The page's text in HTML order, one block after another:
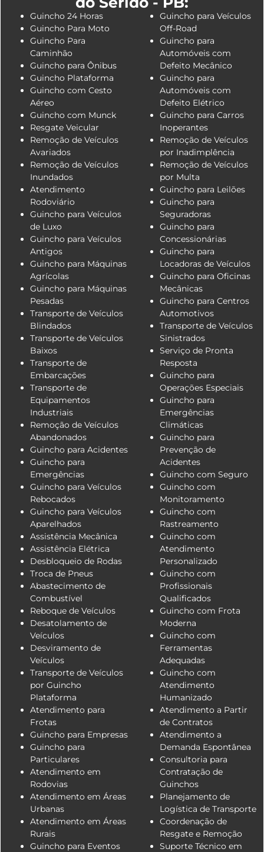
Guincho 24 Horas
Guincho Para Moto
Guincho Para
Caminhão
Guincho para Ônibus
Guincho Plataforma
Guincho com Cesto
Aéreo
Guincho com Munck
Resgate Veicular
Remoção de Veículos
Avariados
Remoção de Veículos
Inundados
Atendimento
Rodoviário
Guincho para Veículos
de Luxo
Guincho para Veículos
Antigos
Guincho para Máquinas
Agrícolas
Guincho para Máquinas
Pesadas
Transporte de Veículos
Blindados
Transporte de Veículos
Baixos
Transporte de
Embarcações
Transporte de
Equipamentos
Industriais
Remoção de Veículos
Abandonados
Guincho para Acidentes
Guincho para
Emergências
Guincho para Veículos
Rebocados
Guincho para Veículos
Aparelhados
Assistência Mecânica
Assistência Elétrica
Desbloqueio de Rodas
Troca de Pneus
Abastecimento de
Combustível
Reboque de Veículos
Desatolamento de
Veículos
Desviramento de
Veículos
Transporte de Veículos
por Guincho
Plataforma
Atendimento para
Frotas
Guincho para Empresas
Guincho para
Particulares
Atendimento em
Rodovias
Atendimento em Áreas
Urbanas
Atendimento em Áreas
Rurais
Guincho para Eventos
Guincho para Veículos
Off-Road
Guincho para
Automóveis com
Defeito Mecânico
Guincho para
Automóveis com
Defeito Elétrico
Guincho para Carros
Inoperantes
Remoção de Veículos
por Inadimplência
Remoção de Veículos
por Multa
Guincho para Leilões
Guincho para
Seguradoras
Guincho para
Concessionárias
Guincho para
Locadoras de Veículos
Guincho para Oficinas
Mecânicas
Guincho para Centros
Automotivos
Transporte de Veículos
Sinistrados
Serviço de Pronta
Resposta
Guincho para
Operações Especiais
Guincho para
Emergências
Climáticas
Guincho para
Prevenção de
Acidentes
Guincho com Seguro
Guincho com
Monitoramento
Guincho com
Rastreamento
Guincho com
Atendimento
Personalizado
Guincho com
Profissionais
Qualificados
Guincho com Frota
Moderna
Guincho com
Ferramentas
Adequadas
Guincho com
Atendimento
Humanizado
Atendimento a Partir
de Contratos
Atendimento a
Demanda Espontânea
Consultoria para
Contratação de
Guinchos
Planejamento de
Logística de Transporte
Coordenação de
Resgate e Remoção
Suporte Técnico em